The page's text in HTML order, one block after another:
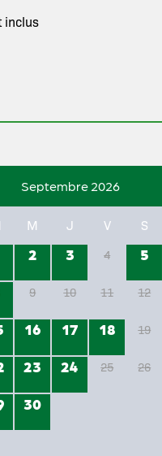
inclus
Septembre 2026
M J V S
2 3 4 5
9 10 11 12
16 17 18 19
23 24 25 26
30